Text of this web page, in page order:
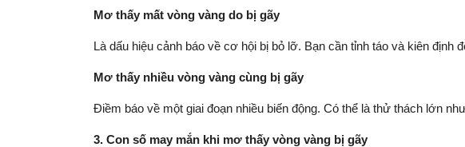
Mơ thấy mất vòng vàng do bị gãy
Là dấu hiệu cảnh báo về cơ hội bị bỏ lỡ. Bạn cần tỉnh táo và kiên định
Mơ thấy nhiều vòng vàng cùng bị gãy
Điềm báo về một giai đoạn nhiều biến động. Có thể là thử thách lớn
3. Con số may mắn khi mơ thấy vòng vàng bị gãy